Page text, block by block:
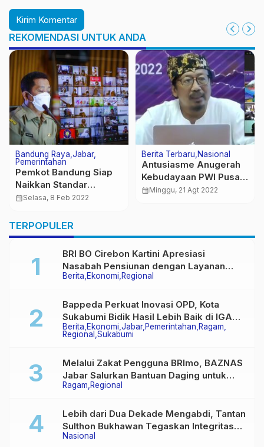
REKOMENDASI UNTUK ANDA
Bandung Raya Jabar
Pemerintahan
Pemkot Bandung Siap
Naikkan Standar
Pelayanan Untuk
calendar_monthSelasa, 8 Feb 2022
Berita Terbaru Nasional
Antusiasme Anugerah
Kebudayaan PWI Pusat
2023 Timggi, Maaf,
calendar_monthMinggu, 21 Agt 2022
TERPOPULER
Berita Ekonomi Regional
BRI BO Cirebon Kartini Apresiasi
Nasabah Pensiunan dengan Layanan
Terpadu, Literasi Keuangan hingga
Berita Ekonomi Jabar Pemerintahan Ragam
Regional Sukabumi
Bappeda Perkuat Inovasi OPD, Kota
Sukabumi Bidik Hasil Lebih Baik di IGA
2026
Ragam Regional
Melalui Zakat Pengguna BRImo, BAZNAS
Jabar Salurkan Bantuan Daging untuk
Masyarakat Desa Ciririp
Nasional
Lebih dari Dua Dekade Mengabdi, Tantan
Sulthon Bukhawan Tegaskan Integritas
Adalah Harga Mati Wartawan